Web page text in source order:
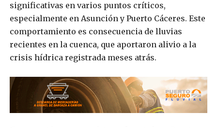
significativas en varios puntos críticos,
especialmente en Asunción y Puerto Cáceres. Este
comportamiento es consecuencia de lluvias
recientes en la cuenca, que aportaron alivio a la
crisis hídrica registrada meses atrás.